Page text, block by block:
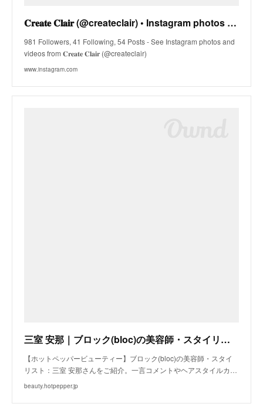
𝐂𝐫𝐞𝐚𝐭𝐞 𝐂𝐥𝐚𝐢𝐫 (@createclair) • Instagram photos and videos
981 Followers, 41 Following, 54 Posts - See Instagram photos and
videos from 𝐂𝐫𝐞𝐚𝐭𝐞 𝐂𝐥𝐚𝐢𝐫 (@createclair)
www.instagram.com
三室 安那｜ブロック(bloc)の美容師・スタイリスト｜ホットペッパービューティー
【ホットペッパービューティー】ブロック(bloc)の美容師・スタイ
リスト：三室 安那さんをご紹介。一言コメントやヘアスタイルカ…
beauty.hotpepper.jp